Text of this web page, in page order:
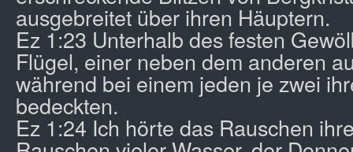
ausgebreitet über ihren Häuptern.
Ez 1:23 Unterhalb des festen
Flügel, einer neben dem anderen
während bei einem jeden je zwei
bedeckten.
Ez 1:24 Ich hörte das Rauschen